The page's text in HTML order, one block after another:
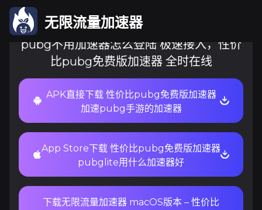
无限流量加速器
pubg不用加速器怎么登陆 极速接入，性价
比pubg免费版加速器 全时在线
APK直接下载 性价比pubg免费版加速器
加速pubg手游的加速器
App Store下载 性价比pubg免费版加速器
pubglite用什么加速器好
下载无限流量加速器 macOS版本 – 性价比